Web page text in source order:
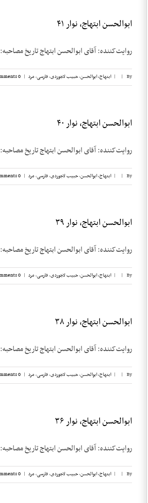
ابوالحسن ابتهاج، نوار ۴۱
روایت‌کننده: آقای ابوالحسن ابتهاج تاریخ مصاحبه: ۲۹ اگوست ۱۹۸۲ محل‌مصاحبه: شهر کان، فرانسه [...]
By
|
| ابتهاج، ابوالحسن,حبیب لاجوردی,فارسی,مرد |
0 Comments
ابوالحسن ابتهاج، نوار ۴۰
روایت‌کننده: آقای ابوالحسن ابتهاج تاریخ مصاحبه: ۲۵ اگوست ۱۹۸۲ محل‌مصاحبه: شهر کان، فرانسه [...]
By
|
| ابتهاج، ابوالحسن,حبیب لاجوردی,فارسی,مرد |
0 Comments
ابوالحسن ابتهاج، نوار ۳۹
روایت‌کننده: آقای ابوالحسن ابتهاج تاریخ مصاحبه: ۲۵ اگوست ۱۹۸۲ محل‌مصاحبه: شهر کان، فرانسه [...]
By
|
| ابتهاج، ابوالحسن,حبیب لاجوردی,فارسی,مرد |
0 Comments
ابوالحسن ابتهاج، نوار ۳۸
روایت‌کننده: آقای ابوالحسن ابتهاج تاریخ مصاحبه: ۲۵ اگوست ۱۹۸۲ محل‌مصاحبه: شهر کان، فرانسه [...]
By
|
| ابتهاج، ابوالحسن,حبیب لاجوردی,فارسی,مرد |
0 Comments
ابوالحسن ابتهاج، نوار ۳۶
روایت‌کننده: آقای ابوالحسن ابتهاج تاریخ مصاحبه: ۲۳ اگوست ۱۹۸۲ محل‌مصاحبه: شهر کان، فرانسه [...]
By
|
| ابتهاج، ابوالحسن,حبیب لاجوردی,فارسی,مرد |
0 Comments